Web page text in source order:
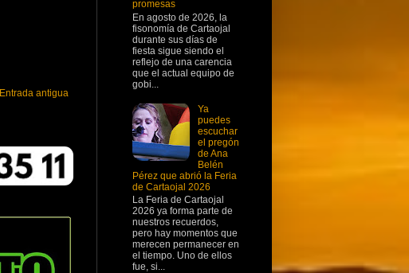
Entrada antigua
promesas
En agosto de 2026, la
fisonomía de Cartaojal
durante sus días de
fiesta sigue siendo el
reflejo de una carencia
que el actual equipo de
gobi...
Ya
puedes
escuchar
el pregón
de Ana
Belén
Pérez que abrió la Feria
de Cartaojal 2026
La Feria de Cartaojal
2026 ya forma parte de
nuestros recuerdos,
pero hay momentos que
merecen permanecer en
el tiempo. Uno de ellos
fue, si...